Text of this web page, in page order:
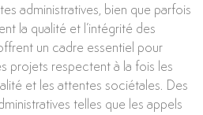
administratives, bien que parfois
la qualité et l’intégrité des
un cadre essentiel pour
projets respectent à la fois les
et les attentes sociétales. Des
telles que les appels